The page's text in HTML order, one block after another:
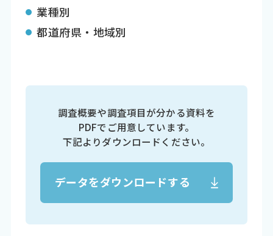
業種別
都道府県・地域別
調査概要や調査項目が分かる資料を
PDFでご用意しています。
下記よりダウンロードください。
データをダウンロードする